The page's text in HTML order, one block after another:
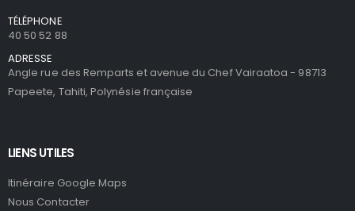
TÉLÉPHONE
40 50 52 88
ADRESSE
Angle rue des Remparts et avenue du Chef Vairaatoa - 98713
Papeete, Tahiti, Polynésie française
LIENS UTILES
Itinéraire Google Maps
Nous Contacter